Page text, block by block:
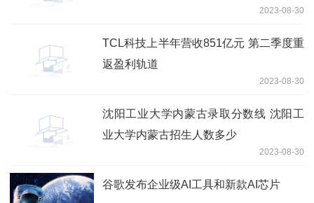
2023-08-30
TCL科技上半年营收851亿元 第二季度重
返盈利轨道
2023-08-30
沈阳工业大学内蒙古录取分数线 沈阳工
业大学内蒙古招生人数多少
2023-08-30
谷歌发布企业级AI工具和新款AI芯片